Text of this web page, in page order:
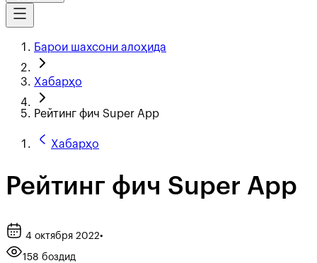
Барои шахсони алоҳида
Хабарҳо
Рейтинг фич Super App
Хабарҳо
Рейтинг фич Super App
4 октября 2022•
158 боздид